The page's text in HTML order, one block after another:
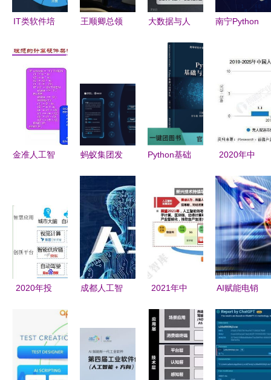
IT类软件培
前六强一览
人工智能与
基础软件开
发方向
王顺卿总领
4.0”示范基
地
大数据与人
的GIS软件
与技术发展
南宁Python
习班 打开
人工智能基
Ṅ础软件开
发的便捷之
金准人工智
轮驱动AI芯
片发展报告
蚂蚁集团发
识产权白皮
书 凸显技
术壁垒与人
工智能发展
动向
Python基础
从零迈向人
工智能的实
战之旅
2020年中
物流行业市
场现状及发
展前景分析
——人工智
能基础软件
驱动下的变
2020年投
础设施赋
能“智慧城
成都人工智
浅谈基础软
件开发学习
2021年中
发展趋势
基础软件自
主创新加速
AI赋能电销
力，还是基
础软件的渐
进式革新？